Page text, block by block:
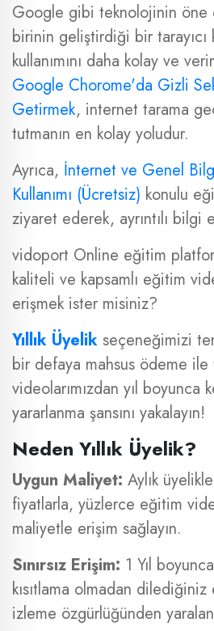
Google gibi teknolojinin öne
birinin geliştirdiği bir tarayıcı
kullanımını daha kolay ve
Google Chorome'da Gizli
Getirmek, internet tarama
tutmanın en kolay yoludur.
Ayrıca, İnternet ve Genel
Kullanımı (Ücretsiz) konulu
ziyaret ederek, ayrıntılı bilgi
vidoport Online eğitim
kaliteli ve kapsamlı eğitim
erişmek ister misiniz?
Yıllık Üyelik seçeneğimizi
bir defaya mahsus ödeme
videolarımızdan yıl boyunca
yararlanma şansını yakalayın!
Neden Yıllık Üyelik?
Uygun Maliyet: Aylık
fiyatlarla, yüzlerce eğitim
maliyetle erişim sağlayın.
Sınırsız Erişim: 1 Yıl
kısıtlama olmadan
izleme özgürlüğünden